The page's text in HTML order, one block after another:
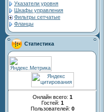
Указатели уровня
Шкафы управления
Фильтры сетчатые
Фланцы
Статистика
Онлайн всего: 1
Гостей: 1
Пользователей: 0